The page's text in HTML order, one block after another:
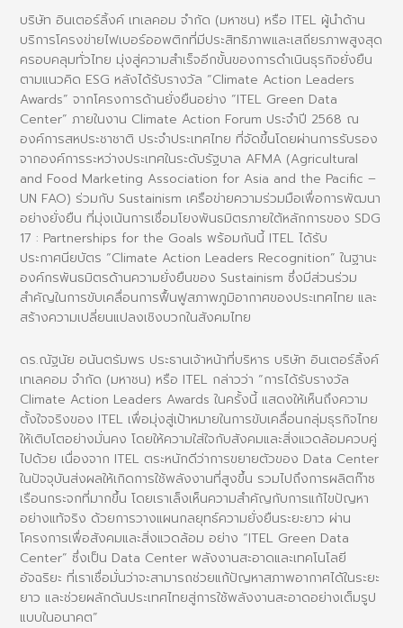
บริษัท อินเตอร์ลิ้งค์ เทเลคอม จำกัด (มหาชน) หรือ ITEL ผู้นำด้าน
บริการโครงข่ายไฟเบอร์ออพติกที่มีประสิทธิภาพและเสถียรภาพสูงสุด
ครอบคลุมทั่วไทย มุ่งสู่ความสำเร็จอีกขั้นของการดำเนินธุรกิจยั่งยืน
ตามแนวคิด ESG หลังได้รับรางวัล “Climate Action Leaders
Awards” จากโครงการด้านยั่งยืนอย่าง “ITEL Green Data
Center” ภายในงาน Climate Action Forum ประจำปี 2568 ณ
องค์การสหประชาชาติ ประจำประเทศไทย ที่จัดขึ้นโดยผ่านการรับรอง
จากองค์การระหว่างประเทศในระดับรัฐบาล AFMA (Agricultural
and Food Marketing Association for Asia and the Pacific –
UN FAO) ร่วมกับ Sustainism เครือข่ายความร่วมมือเพื่อการพัฒนา
อย่างยั่งยืน ที่มุ่งเน้นการเชื่อมโยงพันธมิตรภายใต้หลักการของ SDG
17 : Partnerships for the Goals พร้อมกันนี้ ITEL ได้รับ
ประกาศนียบัตร “Climate Action Leaders Recognition” ในฐานะ
องค์กรพันธมิตรด้านความยั่งยืนของ Sustainism ซึ่งมีส่วนร่วม
สำคัญในการขับเคลื่อนการฟื้นฟูสภาพภูมิอากาศของประเทศไทย และ
สร้างความเปลี่ยนแปลงเชิงบวกในสังคมไทย
ดร.ณัฐนัย อนันตรัมพร ประธานเจ้าหน้าที่บริหาร บริษัท อินเตอร์ลิ้งค์
เทเลคอม จำกัด (มหาชน) หรือ ITEL กล่าวว่า “การได้รับรางวัล
Climate Action Leaders Awards ในครั้งนี้ แสดงให้เห็นถึงความ
ตั้งใจจริงของ ITEL เพื่อมุ่งสู่เป้าหมายในการขับเคลื่อนกลุ่มธุรกิจไทย
ให้เติบโตอย่างมั่นคง โดยให้ความใส่ใจกับสังคมและสิ่งแวดล้อมควบคู่
ไปด้วย เนื่องจาก ITEL ตระหนักดีว่าการขยายตัวของ Data Center
ในปัจจุบันส่งผลให้เกิดการใช้พลังงานที่สูงขึ้น รวมไปถึงการผลิตก๊าซ
เรือนกระจกที่มากขึ้น โดยเราเล็งเห็นความสำคัญกับการแก้ไขปัญหา
อย่างแท้จริง ด้วยการวางแผนกลยุทธ์ความยั่งยืนระยะยาว ผ่าน
โครงการเพื่อสังคมและสิ่งแวดล้อม อย่าง “ITEL Green Data
Center” ซึ่งเป็น Data Center พลังงานสะอาดและเทคโนโลยี
อัจฉริยะ ที่เราเชื่อมั่นว่าจะสามารถช่วยแก้ปัญหาสภาพอากาศได้ในระยะ
ยาว และช่วยผลักดันประเทศไทยสู่การใช้พลังงานสะอาดอย่างเต็มรูป
แบบในอนาคต”